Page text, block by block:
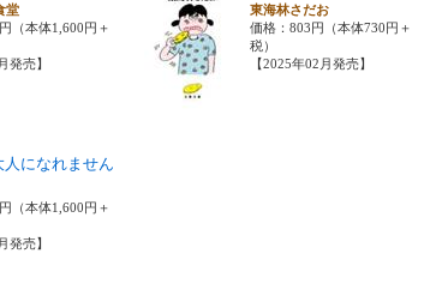
堂
（本体1,600円＋
発売】
東海林さだお
価格：803円（本体730円＋
税）
【2025年02月発売】
人になれません
（本体1,600円＋
発売】